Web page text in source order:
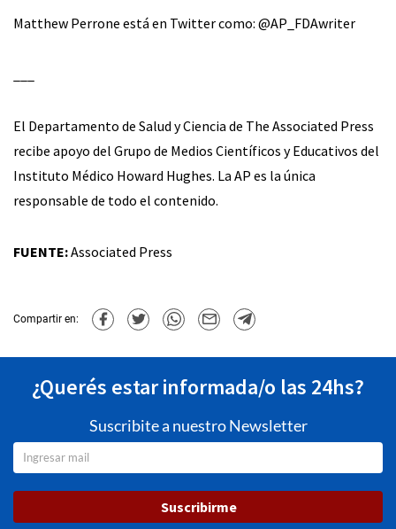
Matthew Perrone está en Twitter como: @AP_FDAwriter
El Departamento de Salud y Ciencia de The Associated Press
recibe apoyo del Grupo de Medios Científicos y Educativos del
Instituto Médico Howard Hughes. La AP es la única
responsable de todo el contenido.
FUENTE:Associated Press
Compartir en:
¿Querés estar informada/o las 24hs?
Suscribite a nuestro Newsletter
Suscribirme